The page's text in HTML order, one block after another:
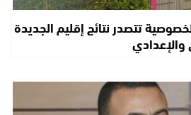
تتصدر نتائج إقليم الجديدة
والإعدادي